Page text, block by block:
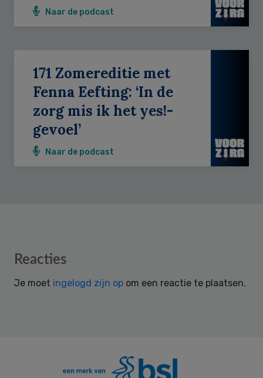
Naar de podcast
171 Zomereditie met
Fenna Eefting: ‘In de
zorg mis ik het yes!-
gevoel’
Naar de podcast
Reader
Reacties
Je moet ingelogd zijn op om een reactie te plaatsen.